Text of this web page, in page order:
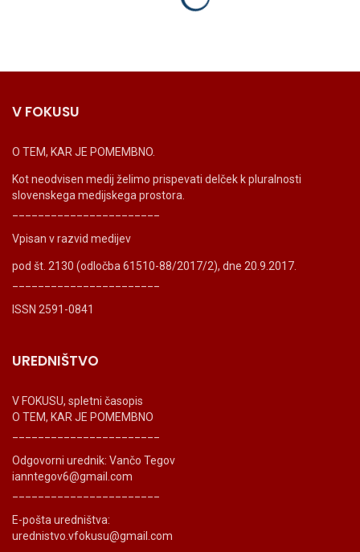
V FOKUSU
O TEM, KAR JE POMEMBNO.
Kot neodvisen medij želimo prispevati delček k pluralnosti
slovenskega medijskega prostora.
Vpisan v razvid medijev
pod št. 2130 (odločba 61510-88/2017/2), dne 20.9.2017.
ISSN 2591-0841
UREDNIŠTVO
V FOKUSU, spletni časopis
O TEM, KAR JE POMEMBNO
Odgovorni urednik: Vančo Tegov
ianntegov6@gmail.com
E-pošta uredništva:
urednistvo.vfokusu@gmail.com